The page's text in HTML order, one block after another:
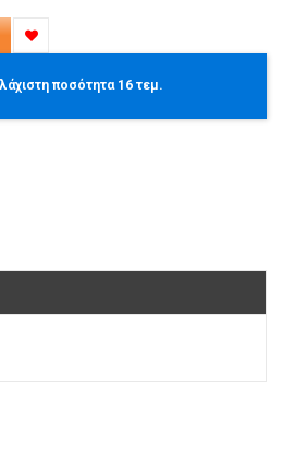
ποσότητα 16 τεμ.